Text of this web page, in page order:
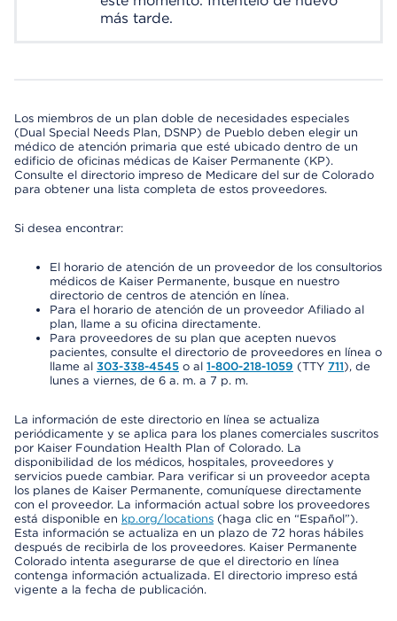
más tarde.
Los miembros de un plan doble de necesidades especiales
(Dual Special Needs Plan, DSNP) de Pueblo deben elegir un
médico de atención primaria que esté ubicado dentro de un
edificio de oficinas médicas de Kaiser Permanente (KP).
Consulte el directorio impreso de Medicare del sur de Colorado
para obtener una lista completa de estos proveedores.
Si desea encontrar:
El horario de atención de un proveedor de los consultorios
médicos de Kaiser Permanente, busque en nuestro
directorio de centros de atención en línea.
Para el horario de atención de un proveedor Afiliado al
plan, llame a su oficina directamente.
Para proveedores de su plan que acepten nuevos
pacientes, consulte el directorio de proveedores en línea o
llame al 303-338-4545 o al 1-800-218-1059 (TTY 711), de
lunes a viernes, de 6 a. m. a 7 p. m.
La información de este directorio en línea se actualiza
periódicamente y se aplica para los planes comerciales suscritos
por Kaiser Foundation Health Plan of Colorado. La
disponibilidad de los médicos, hospitales, proveedores y
servicios puede cambiar. Para verificar si un proveedor acepta
los planes de Kaiser Permanente, comuníquese directamente
con el proveedor. La información actual sobre los proveedores
está disponible en kp.org/locations (haga clic en “Español”).
Esta información se actualiza en un plazo de 72 horas hábiles
después de recibirla de los proveedores. Kaiser Permanente
Colorado intenta asegurarse de que el directorio en línea
contenga información actualizada. El directorio impreso está
vigente a la fecha de publicación.